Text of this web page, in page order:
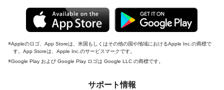
Appleのロゴ、App Storeは、米国もしくはその他の国や地域におけるApple Inc.の商標で
す。App Storeは、Apple Inc.のサービスマークです。
Google Play および Google Play ロゴは Google LLC の商標です。
サポート情報